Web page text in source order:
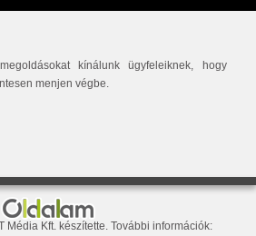
kínálunk ügyfeleiknek, hogy
menjen végbe.
Média Kft. készítette. További információk: